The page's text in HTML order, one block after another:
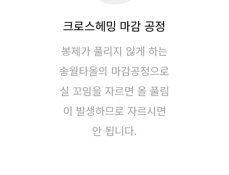
크로스헤밍 마감 공정
봉제가 풀리지 않게 하는
송월타올의 마감공정으로
실 꼬임을 자르면 올 풀림
이 발생하므로 자르시면
안 됩니다.